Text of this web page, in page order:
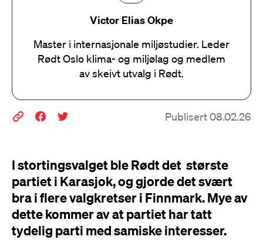
Victor Elias Okpe
Master i internasjonale miljøstudier. Leder
Rødt Oslo klima- og miljølag og medlem
av skeivt utvalg i Rødt.
Publisert 08.02.26
I stortingsvalget ble Rødt det største
partiet i Karasjok, og gjorde det svært
bra i flere valgkretser i Finnmark. Mye av
dette kommer av at partiet har tatt
tydelig parti med samiske interesser.